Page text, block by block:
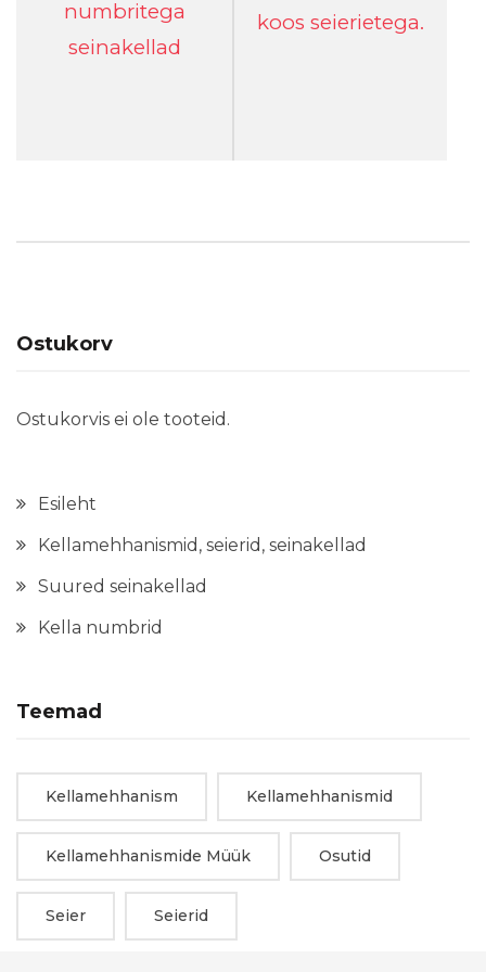
numbritega
seinakellad
koos seierietega.
Ostukorv
Ostukorvis ei ole tooteid.
Esileht
Kellamehhanismid, seierid, seinakellad
Suured seinakellad
Kella numbrid
Teemad
Kellamehhanism Kellamehhanismid
Kellamehhanismide Müük Osutid
Seier Seierid